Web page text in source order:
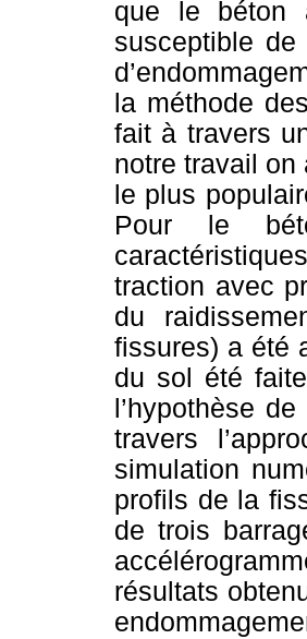
que le béton
susceptible
la méthode
fait à travers
notre travail
le plus
Pour le
traction avec
du
fissures) a été
du sol été
l’hypothèse
travers
simulation
profils de la
de trois
résultats